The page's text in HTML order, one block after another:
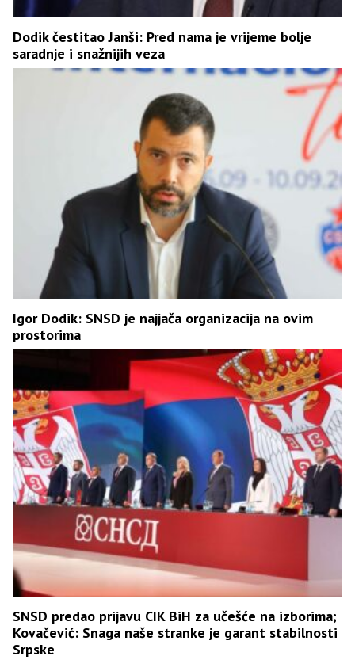
Dodik čestitao Janši: Pred nama je vrijeme bolje
saradnje i snažnijih veza
Igor Dodik: SNSD je najjača organizacija na ovim
prostorima
SNSD predao prijavu CIK BiH za učešće na izborima;
Kovačević: Snaga naše stranke je garant stabilnosti
Srpske